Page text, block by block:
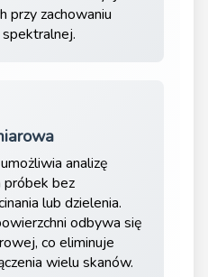
przy zachowaniu
spektralnej.
analizę
bez
lub dzielenia.
odbywa się
co eliminuje
wielu skanów.